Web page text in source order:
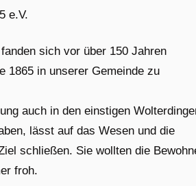
e.V.
sich vor über 150 Jahren
1865 in unserer Gemeinde zu
auch in den einstigen
lässt auf das Wesen und die
schließen. Sie wollten die
froh.